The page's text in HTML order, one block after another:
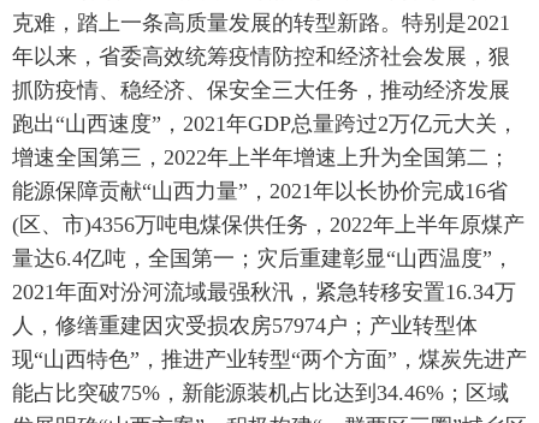
克难，踏上一条高质量发展的转型新路。特别是2021
年以来，省委高效统筹疫情防控和经济社会发展，狠
抓防疫情、稳经济、保安全三大任务，推动经济发展
跑出“山西速度”，2021年GDP总量跨过2万亿元大关，
增速全国第三，2022年上半年增速上升为全国第二；
能源保障贡献“山西力量”，2021年以长协价完成16省
(区、市)4356万吨电煤保供任务，2022年上半年原煤产
量达6.4亿吨，全国第一；灾后重建彰显“山西温度”，
2021年面对汾河流域最强秋汛，紧急转移安置16.34万
人，修缮重建因灾受损农房57974户；产业转型体
现“山西特色”，推进产业转型“两个方面”，煤炭先进产
能占比突破75%，新能源装机占比达到34.46%；区域